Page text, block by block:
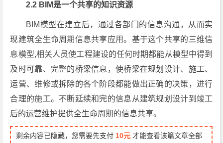
2.2 BIM是一个共享的知识资源
BIM模型在建立后，通过各部门的信息沟通，从而实
现建筑全生命周期信息共享应用。基于这个共享的三维信
息模型,相关人员使工程建设的任何时期都能从模型中得到
及时可靠、完整的桥梁信息，使桥梁在规划设计、施工、
运营、维修或拆除的各个阶段都能做出正确的决策，进行
合理的施工。不断延续和完的信息从建筑规划设计到竣工
后的运营维护提供全生命周期的信息共享。
剩余内容已隐藏，您需要先支付 10元 才能查看该篇文章全部